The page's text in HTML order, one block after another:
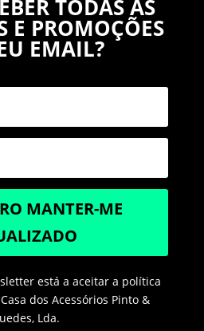
TODAS AS
E PROMOÇÕES
EMAIL?
MANTER-ME
está a aceitar a política
dos Acessórios Pinto &
Lda.